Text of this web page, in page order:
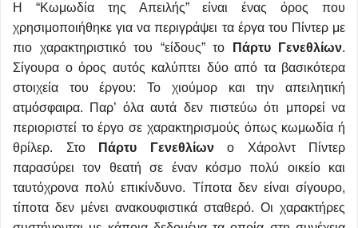
Η “Κωμωδία της Απειλής” είναι ένας όρος που
χρησιμοποιήθηκε για να περιγράψει τα έργα του Πίντερ με
πιο χαρακτηριστικό του “είδους” το
Πάρτυ Γενεθλίων.
Σίγουρα ο όρος αυτός καλύπτει δύο από τα βασικότερα
στοιχεία του έργου: Το χιούμορ και την απειλητική
ατμόσφαιρα. Παρ’ όλα αυτά δεν πιστεύω ότι μπορεί να
περιοριστεί το έργο σε χαρακτηρισμούς όπως κωμωδία ή
θρίλερ. Στο
Πάρτυ Γενεθλίωνο Χάρολντ Πίντερ
παρασύρει τον θεατή σε έναν κόσμο πολύ οικείο και
ταυτόχρονα πολύ επικίνδυνο. Τίποτα δεν είναι σίγουρο,
τίποτα δεν μένει ανακουφιστικά σταθερό. Οι χαρακτήρες